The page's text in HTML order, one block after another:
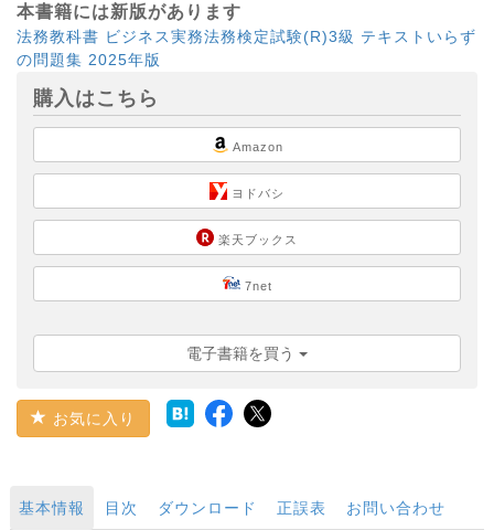
本書籍には新版があります
法務教科書 ビジネス実務法務検定試験(R)3級 テキストいらず
の問題集 2025年版
購入はこちら
Amazon
ヨドバシ
楽天ブックス
7net
電子書籍を買う
お気に入り
基本情報 目次 ダウンロード 正誤表 お問い合わせ